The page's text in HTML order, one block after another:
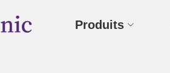
Produits